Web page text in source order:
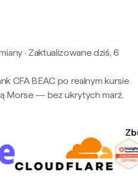
· Zaktualizowane dziś, 6
CFA BEAC po realnym kursie
Morse — bez ukrytych marż,